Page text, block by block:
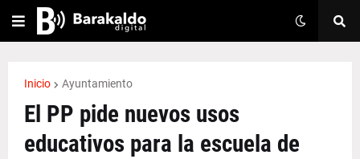
Inicio Ayuntamiento
El PP pide nuevos usos
educativos para la escuela de